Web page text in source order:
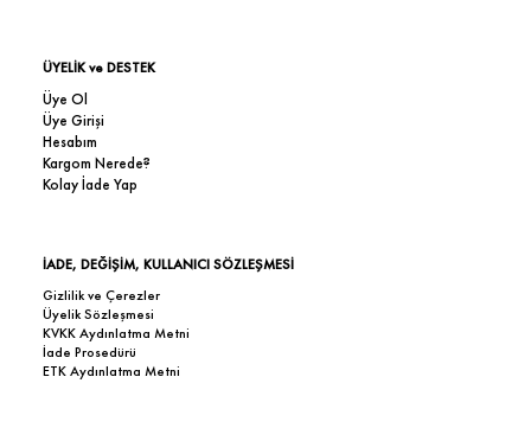
ÜYELİK ve DESTEK
Üye Ol
Üye Girişi
Hesabım
Kargom Nerede?
Kolay İade Yap
İADE, DEĞİŞİM, KULLANICI SÖZLEŞMESİ
Gizlilik ve Çerezler
Üyelik Sözleşmesi
KVKK Aydınlatma Metni
İade Prosedürü
ETK Aydınlatma Metni